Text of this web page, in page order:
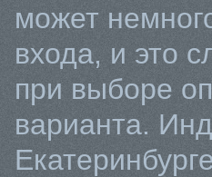
может
входа, и это
при выборе
варианта.